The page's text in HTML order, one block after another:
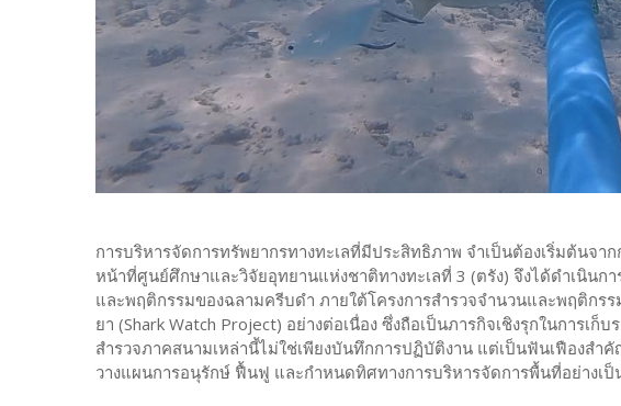
การบริหารจัดการทรัพยากรทางทะเลที่มีประสิทธิภาพ จำเป็นต้องเริ่มต้นจ
หน้าที่ศูนย์ศึกษาและวิจัยอุทยานแห่งชาติทางทะเลที่ 3 (ตรัง) จึงได้ดำเนินก
และพฤติกรรมของฉลามครีบดำ ภายใต้โครงการสำรวจจำนวนและพฤติกร
ยา (Shark Watch Project) อย่างต่อเนื่อง ซึ่งถือเป็นภารกิจเชิงรุกในการเ
สำรวจภาคสนามเหล่านี้ไม่ใช่เพียงบันทึกการปฏิบัติงาน แต่เป็นฟันเฟืองสำ
วางแผนการอนุรักษ์ ฟื้นฟู และกำหนดทิศทางการบริหารจัดการพื้นที่อย่างเป็